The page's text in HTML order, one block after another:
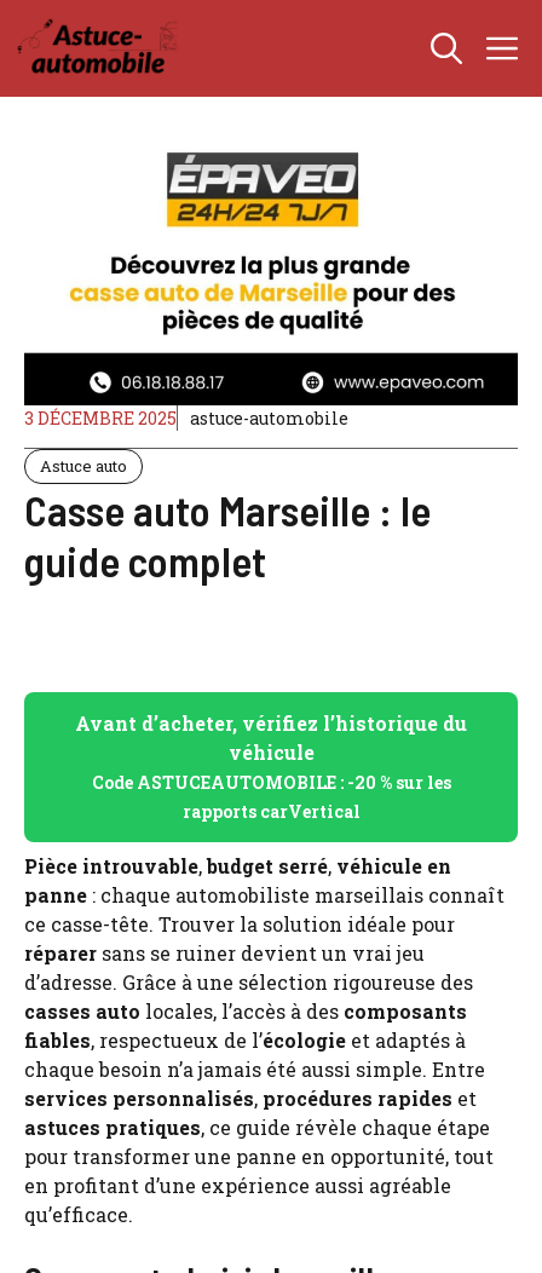
au
contenu
3 DÉCEMBRE 2025 astuce-automobile
Astuce auto
Casse auto Marseille : le
guide complet
Avant d’acheter, vérifiez l’historique du
véhicule
Code ASTUCEAUTOMOBILE : -20 % sur les
rapports carVertical
Pièce introuvable,budget serré, véhicule en
panne : chaque automobiliste marseillais connaît
ce casse-tête. Trouver la solution idéale pour
réparer sans se ruiner devient un vrai jeu
d’adresse. Grâce à une sélection rigoureuse des
casses auto locales, l’accès à des composants
fiables, respectueux de l’écologie et adaptés à
chaque besoin n’a jamais été aussi simple. Entre
services personnalisés, procédures rapides et
astuces pratiques, ce guide révèle chaque étape
pour transformer une panne en opportunité, tout
en profitant d’une expérience aussi agréable
qu’efficace.